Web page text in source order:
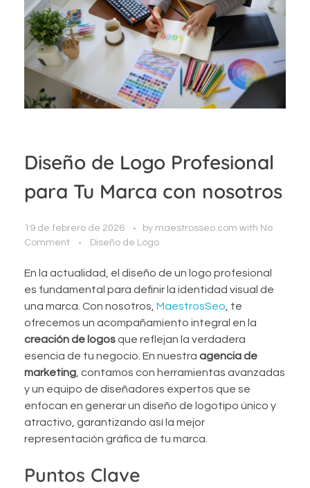
Diseño de Logo Profesional
para Tu Marca con nosotros
19 de febrero de 2026 by maestrosseo.com with No
Comment
Diseño de Logo
En la actualidad, el diseño de un logo profesional
es fundamental para definir la identidad visual de
una marca. Con nosotros, MaestrosSeo, te
ofrecemos un acompañamiento integral en la
creación de logosque reflejan la verdadera
esencia de tu negocio. En nuestra agencia de
marketing, contamos con herramientas avanzadas
y un equipo de diseñadores expertos que se
enfocan en generar un diseño de logotipo único y
atractivo, garantizando así la mejor
representación gráfica de tu marca.
Puntos Clave